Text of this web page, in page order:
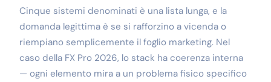
Cinque sistemi denominati è una lista lunga, e la
domanda legittima è se si rafforzino a vicenda o
riempiano semplicemente il foglio marketing. Nel
caso della FX Pro 2026, lo stack ha coerenza interna
— ogni elemento mira a un problema fisico specifico